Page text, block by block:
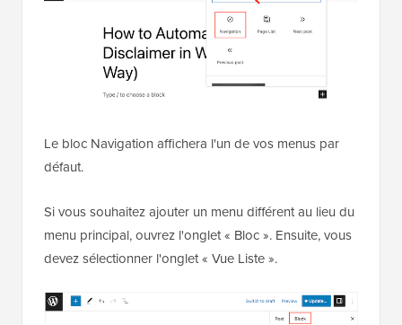
Le bloc Navigation affichera l'un de vos menus par
défaut.
Si vous souhaitez ajouter un menu différent au lieu du
menu principal, ouvrez l'onglet « Bloc ». Ensuite, vous
devez sélectionner l'onglet « Vue Liste ».